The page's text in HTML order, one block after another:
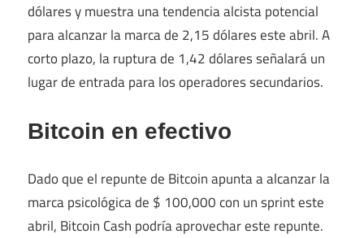
dólares y muestra una tendencia alcista potencial
para alcanzar la marca de 2,15 dólares este abril. A
corto plazo, la ruptura de 1,42 dólares señalará un
lugar de entrada para los operadores secundarios.
Bitcoin en efectivo
Dado que el repunte de Bitcoin apunta a alcanzar la
marca psicológica de $ 100,000 con un sprint este
abril, Bitcoin Cash podría aprovechar este repunte.